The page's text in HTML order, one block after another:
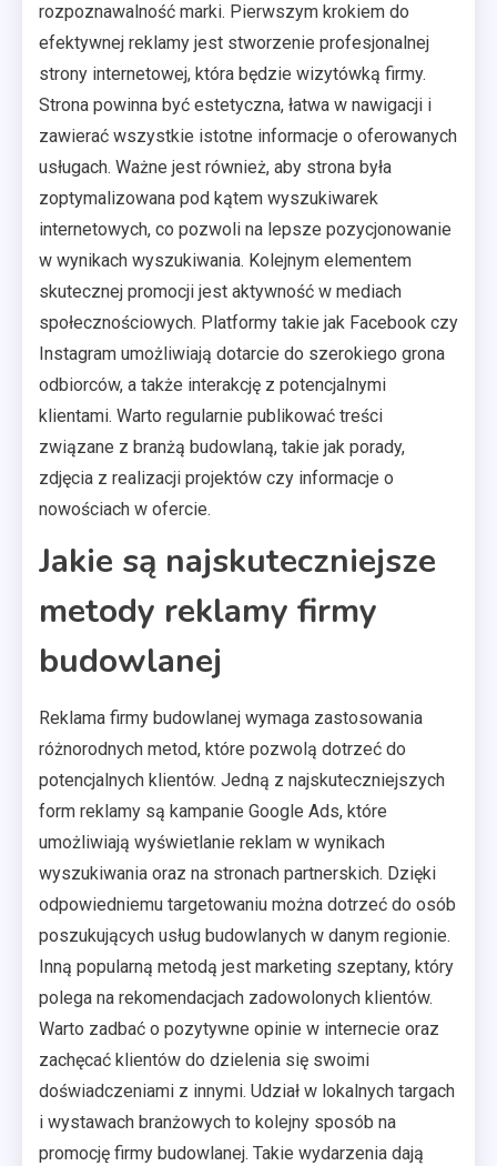
rozpoznawalność marki. Pierwszym krokiem do
efektywnej reklamy jest stworzenie profesjonalnej
strony internetowej, która będzie wizytówką firmy.
Strona powinna być estetyczna, łatwa w nawigacji i
zawierać wszystkie istotne informacje o oferowanych
usługach. Ważne jest również, aby strona była
zoptymalizowana pod kątem wyszukiwarek
internetowych, co pozwoli na lepsze pozycjonowanie
w wynikach wyszukiwania. Kolejnym elementem
skutecznej promocji jest aktywność w mediach
społecznościowych. Platformy takie jak Facebook czy
Instagram umożliwiają dotarcie do szerokiego grona
odbiorców, a także interakcję z potencjalnymi
klientami. Warto regularnie publikować treści
związane z branżą budowlaną, takie jak porady,
zdjęcia z realizacji projektów czy informacje o
nowościach w ofercie.
Jakie są najskuteczniejsze
metody reklamy firmy
budowlanej
Reklama firmy budowlanej wymaga zastosowania
różnorodnych metod, które pozwolą dotrzeć do
potencjalnych klientów. Jedną z najskuteczniejszych
form reklamy są kampanie Google Ads, które
umożliwiają wyświetlanie reklam w wynikach
wyszukiwania oraz na stronach partnerskich. Dzięki
odpowiedniemu targetowaniu można dotrzeć do osób
poszukujących usług budowlanych w danym regionie.
Inną popularną metodą jest marketing szeptany, który
polega na rekomendacjach zadowolonych klientów.
Warto zadbać o pozytywne opinie w internecie oraz
zachęcać klientów do dzielenia się swoimi
doświadczeniami z innymi. Udział w lokalnych targach
i wystawach branżowych to kolejny sposób na
promocję firmy budowlanej. Takie wydarzenia dają